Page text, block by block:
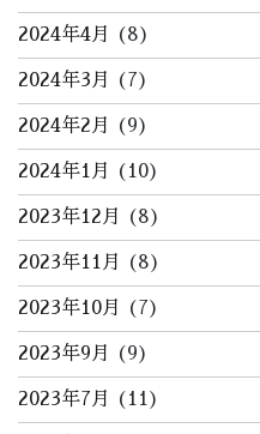
2024年4月 (8)
2024年3月 (7)
2024年2月 (9)
2024年1月 (10)
2023年12月 (8)
2023年11月 (8)
2023年10月 (7)
2023年9月 (9)
2023年7月 (11)